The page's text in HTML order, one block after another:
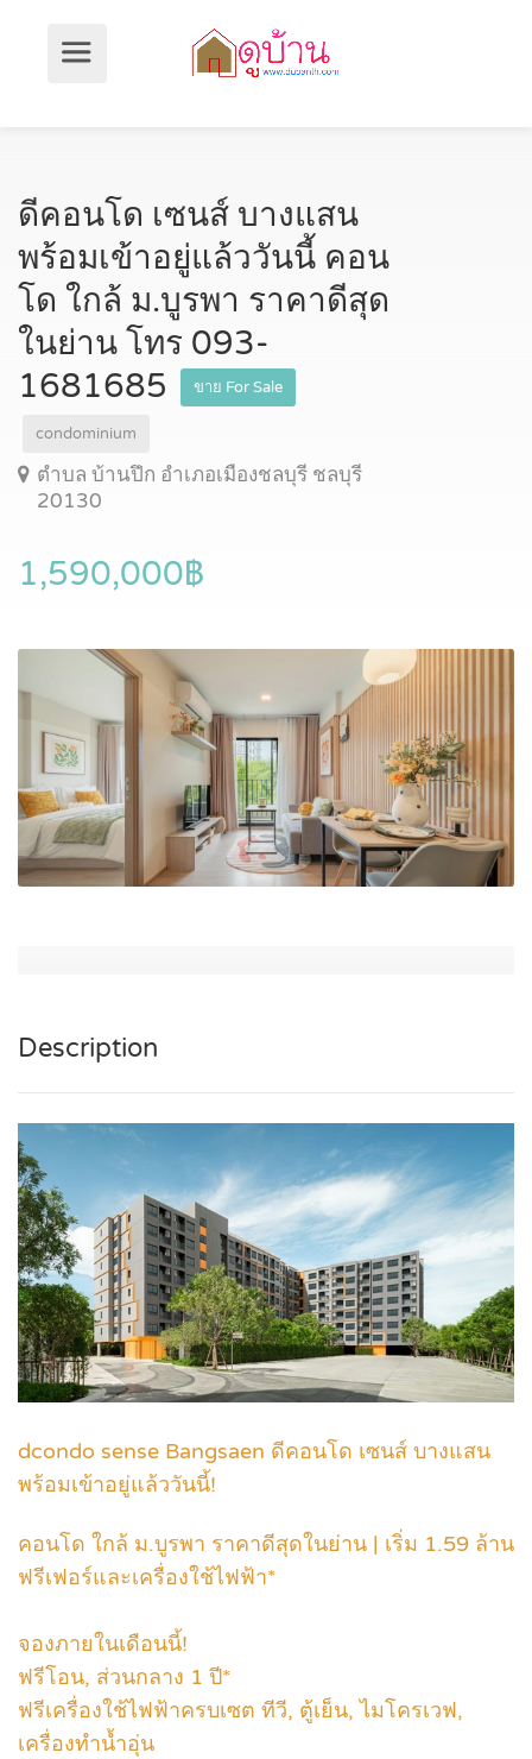
ดีคอนโด เซนส์ บางแสน
พร้อมเข้าอยู่แล้ววันนี้ คอน
โด ใกล้ ม.บูรพา ราคาดีสุด
ในย่าน โทร 093-
1681685
ขาย For Sale
condominium
ตำบล บ้านปึก อำเภอเมืองชลบุรี ชลบุรี
20130
1,590,000฿
Description
dcondo sense Bangsaen ดีคอนโด เซนส์ บางแสน
พร้อมเข้าอยู่แล้ววันนี้!
คอนโด ใกล้ ม.บูรพา ราคาดีสุดในย่าน | เริ่ม 1.59 ล้าน
ฟรีเฟอร์และเครื่องใช้ไฟฟ้า*
จองภายในเดือนนี้!
ฟรีโอน, ส่วนกลาง 1 ปี*
ฟรีเครื่องใช้ไฟฟ้าครบเซต ทีวี, ตู้เย็น, ไมโครเวฟ,
เครื่องทำน้ำอุ่น